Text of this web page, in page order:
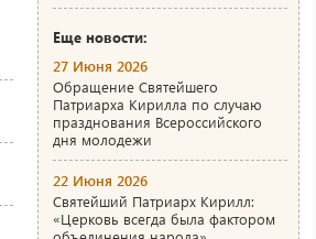
Еще новости:
27 Июня 2026
Обращение Святейшего
Патриарха Кирилла по случаю
празднования Всероссийского
дня молодежи
22 Июня 2026
Святейший Патриарх Кирилл:
«Церковь всегда была фактором